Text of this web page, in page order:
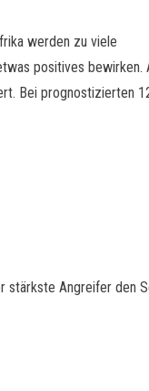
werden zu viele
positives
Bei prognostizierten
stärkste Angreifer den